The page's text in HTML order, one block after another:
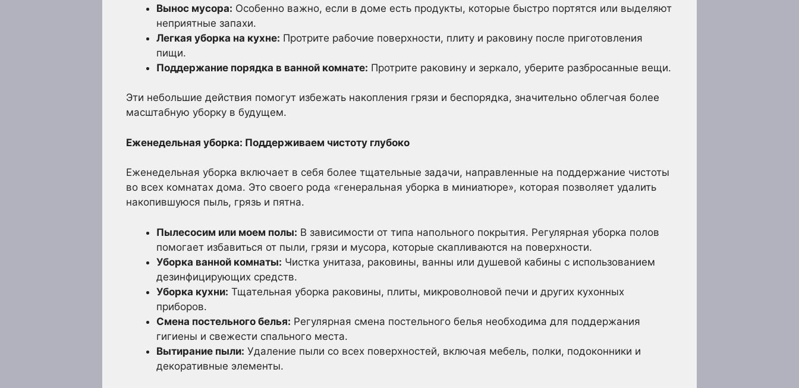
Вынос мусора: Особенно важно, если в доме есть продукты, которые быстро портятся или выделяют
неприятные запахи.
Легкая уборка на кухне: Протрите рабочие поверхности, плиту и раковину после приготовления
пищи.
Поддержание порядка в ванной комнате: Протрите раковину и зеркало, уберите разбросанные вещи.
Эти небольшие действия помогут избежать накопления грязи и беспорядка, значительно облегчая более
масштабную уборку в будущем.
Еженедельная уборка: Поддерживаем чистоту глубоко
Еженедельная уборка включает в себя более тщательные задачи, направленные на поддержание чистоты
во всех комнатах дома. Это своего рода «генеральная уборка в миниатюре», которая позволяет удалить
накопившуюся пыль, грязь и пятна.
Пылесосим или моем полы: В зависимости от типа напольного покрытия. Регулярная уборка полов
помогает избавиться от пыли, грязи и мусора, которые скапливаются на поверхности.
Уборка ванной комнаты: Чистка унитаза, раковины, ванны или душевой кабины с использованием
дезинфицирующих средств.
Уборка кухни: Тщательная уборка раковины, плиты, микроволновой печи и других кухонных
приборов.
Смена постельного белья: Регулярная смена постельного белья необходима для поддержания
гигиены и свежести спального места.
Вытирание пыли: Удаление пыли со всех поверхностей, включая мебель, полки, подоконники и
декоративные элементы.